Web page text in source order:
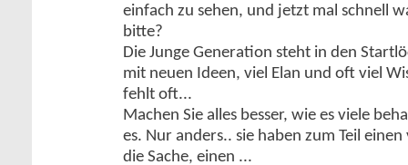
einfach zu sehen, und jetzt mal schnell
bitte?
Die Junge Generation steht in den
mit neuen Ideen, viel Elan und oft viel
fehlt oft...
Machen Sie alles besser, wie es viele
es. Nur anders.. sie haben zum Teil
die Sache, einen ...